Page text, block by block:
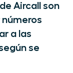
Aircall son
a las
se